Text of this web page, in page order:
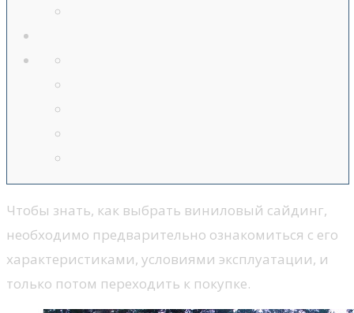
Чтобы знать, как выбрать виниловый сайдинг,
необходимо предварительно ознакомиться с его
характеристиками, условиями эксплуатации, и
только потом переходить к покупке.